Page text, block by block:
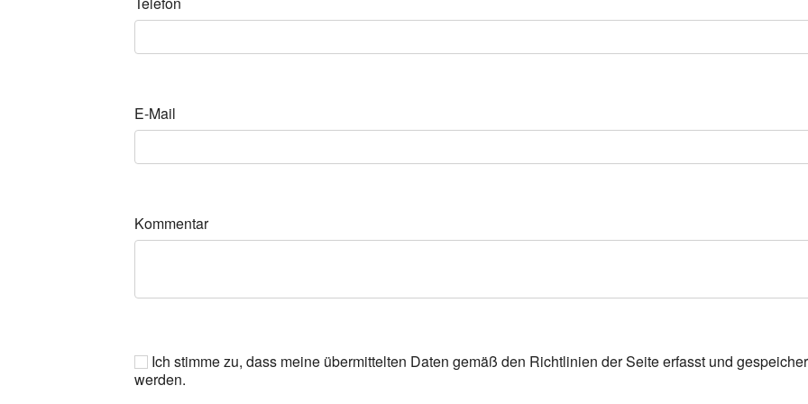
E-Mail
Kommentar
Ich stimme zu, dass meine übermittelten Daten gemäß den Richtlinien der Seite erfasst und
werden.